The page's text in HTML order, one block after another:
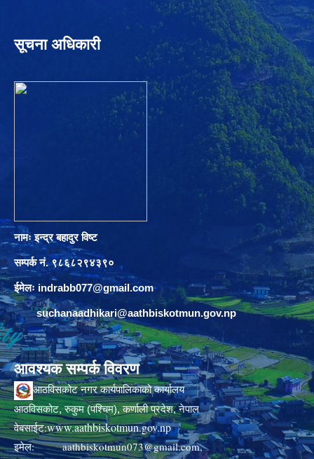
सूचना अधिकारी
नामः इन्द्र बहादुर विष्ट
सम्पर्क नं. ९८६८२९४३९०
ईमेलः indrabb077@gmail.com
suchanaadhikari@aathbiskotmun.gov.np
आवश्यक सम्पर्क विवरण
आठविसकोट नगर कार्यपालिकाको कार्यालय
आठविसकोट, रुकुम (पश्चिम), कर्णाली प्रदेश, नेपाल
वेबसाईट:www.aathbiskotmun.gov.np
इमेल:aathbiskotmun073@gmail.com,